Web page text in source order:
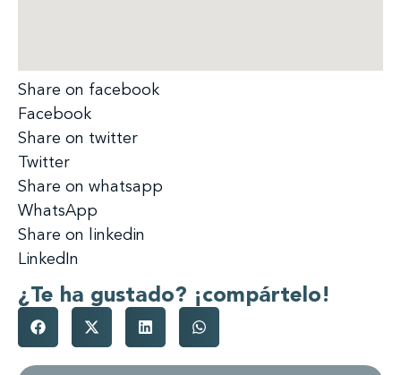
Share on facebook
Facebook
Share on twitter
Twitter
Share on whatsapp
WhatsApp
Share on linkedin
LinkedIn
¿Te ha gustado? ¡compártelo!